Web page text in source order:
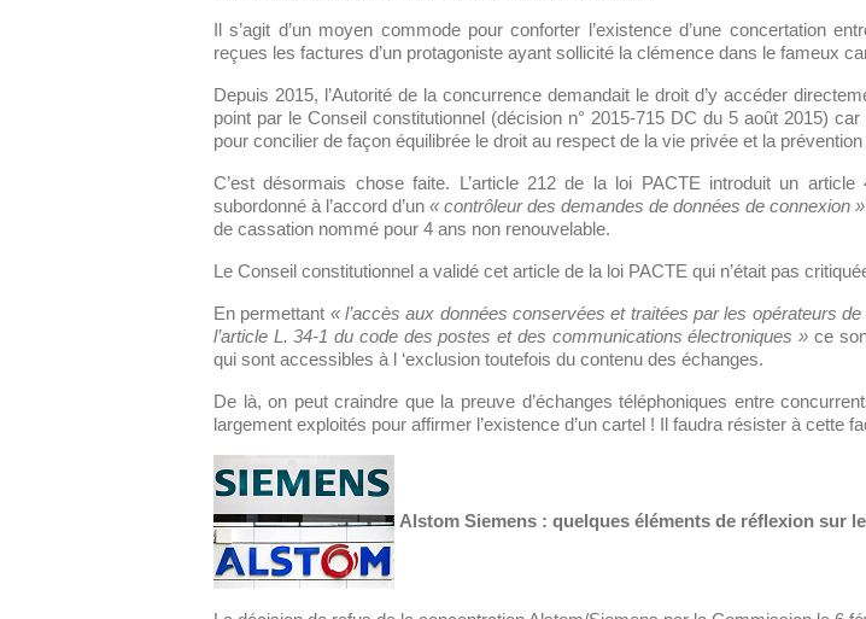
Il s’agit d’un moyen commode pour conforter l’existence d’une concertation
reçues les factures d’un protagoniste ayant sollicité la clémence dans le fameux
Depuis 2015, l’Autorité de la concurrence demandait le droit d’y accéder
point par le Conseil constitutionnel (décision n° 2015-715 DC du 5 août 2015)
pour concilier de façon équilibrée le droit au respect de la vie privée et la
C’est désormais chose faite. L’article 212 de la loi PACTE introduit un
subordonné à l’accord d’un « contrôleur des demandes de données de connexion »
de cassation nommé pour 4 ans non renouvelable.
Le Conseil constitutionnel a validé cet article de la loi PACTE qui n’était pas
En permettant « l’accès aux données conservées et traitées par les opérateurs
l’article L. 34-1 du code des postes et des communications électroniques » ce
qui sont accessibles à l ‘exclusion toutefois du contenu des échanges.
De là, on peut craindre que la preuve d’échanges téléphoniques entre
largement exploités pour affirmer l’existence d’un cartel ! Il faudra résister à cette
Alstom Siemens : quelques éléments de réflexion sur